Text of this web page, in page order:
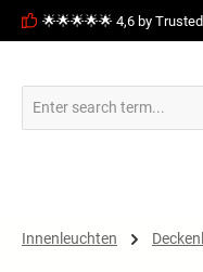
Skip to main
🌟🌟🌟🌟🌟 4,6 by
Innenleuchten